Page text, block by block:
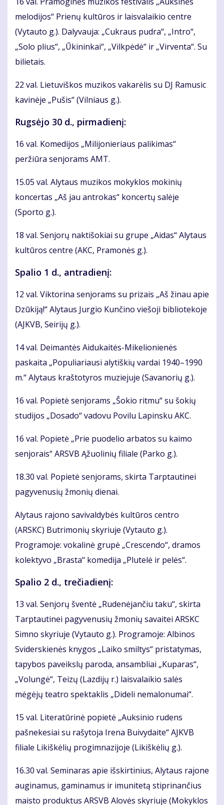
melodijos“ Prienų kultūros ir laisvalaikio centre
(Vytauto g.). Dalyvauja: „Cukraus pudra“, „Intro“,
„Solo plius“, „Ūkininkai“, „Vilkpėdė“ ir „Virventa“. Su
bilietais.
22 val. Lietuviškos muzikos vakarėlis su DJ Ramusic
kavinėje „Pušis“ (Vilniaus g.).
Rugsėjo 30 d., pirmadienį:
16 val. Komedijos „Milijonieriaus palikimas“
peržiūra senjorams AMT.
15.05 val. Alytaus muzikos mokyklos mokinių
koncertas „Aš jau antrokas“ koncertų salėje
(Sporto g.).
18 val. Senjorų naktišokiai su grupe „Aidas“ Alytaus
kultūros centre (AKC, Pramonės g.).
Spalio 1 d., antradienį:
12 val. Viktorina senjorams su prizais „Aš žinau apie
Dzūkiją!“ Alytaus Jurgio Kunčino viešoji bibliotekoje
(AJKVB, Seirijų g.).
14 val. Deimantės Aidukaitės-Mikelionienės
paskaita „Populiariausi alytiškių vardai 1940–1990
m.“ Alytaus kraštotyros muziejuje (Savanorių g.).
16 val. Popietė senjorams „Šokio ritmu“ su šokių
studijos „Dosado“ vadovu Povilu Lapinsku AKC.
16 val. Popietė „Prie puodelio arbatos su kaimo
senjorais“ ARSVB Ąžuolinių filiale (Parko g.).
18.30 val. Popietė senjorams, skirta Tarptautinei
pagyvenusių žmonių dienai.
Alytaus rajono savivaldybės kultūros centro
(ARSKC) Butrimonių skyriuje (Vytauto g.).
Programoje: vokalinė grupė „Crescendo“, dramos
kolektyvo „Brasta“ komedija „Plutelė ir pelės“.
Spalio 2 d., trečiadienį:
13 val. Senjorų šventė „Rudenėjančiu taku“, skirta
Tarptautinei pagyvenusių žmonių savaitei ARSKC
Simno skyriuje (Vytauto g.). Programoje: Albinos
Sviderskienės knygos „Laiko smiltys“ pristatymas,
tapybos paveikslų paroda, ansambliai „Kuparas“,
„Volungė“, Teizų (Lazdijų r.) laisvalaikio salės
mėgėjų teatro spektaklis „Dideli nemalonumai“.
15 val. Literatūrinė popietė „Auksinio rudens
pašnekesiai su rašytoja Irena Buivydaite“ AJKVB
filiale Likiškėlių progimnazijoje (Likiškėlių g.).
16.30 val. Seminaras apie išskirtinius, Alytaus rajone
auginamus, gaminamus ir imunitetą stiprinančius
maisto produktus ARSVB Alovės skyriuje (Mokyklos